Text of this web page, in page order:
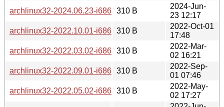
archlinux32-2024.06.23-i686.iso.sig
310 B
2024-Jun-
23 12:17
archlinux32-2022.10.01-i686.iso.sig
310 B
2022-Oct-01
17:48
archlinux32-2022.03.02-i686.iso.sig
310 B
2022-Mar-
02 16:21
archlinux32-2022.09.01-i686.iso.sig
310 B
2022-Sep-
01 07:46
archlinux32-2022.05.02-i686.iso.sig
310 B
2022-May-
02 17:27